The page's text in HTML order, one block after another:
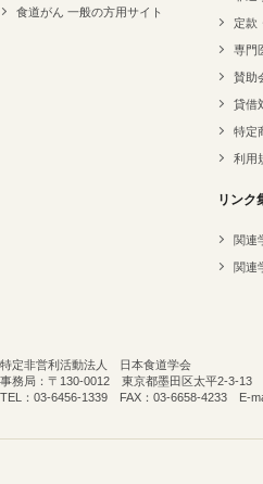
食道がん 一般の方用サイト
定款
専門
賛助
貸借
特定
利用
リンク
関連
関連
特定非営利活動法人 日本食道学会
事務局：〒130-0012 東京都墨田区太平2-3-
TEL：03-6456-1339 FAX：03-6658-4233 E-